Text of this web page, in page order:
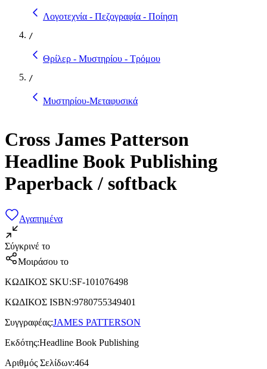
Λογοτεχνία - Πεζογραφία - Ποίηση
/
Θρίλερ - Μυστηρίου - Τρόμου
/
Μυστηρίου-Μεταφυσικά
Cross James Patterson
Headline Book Publishing
Paperback / softback
Αγαπημένα
Σύγκρινέ το
Μοιράσου το
ΚΩΔΙΚΟΣ SKU:SF-101076498
ΚΩΔΙΚΟΣ ISBN:9780755349401
Συγγραφέας:JAMES PATTERSON
Εκδότης:Headline Book Publishing
Αριθμός Σελίδων:464